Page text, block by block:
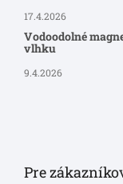
17.4.2026
Vodoodolné
vlhku
9.4.2026
Pre